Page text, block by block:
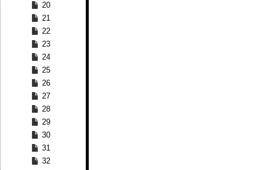
20
21
22
23
24
25
26
27
28
29
30
31
32